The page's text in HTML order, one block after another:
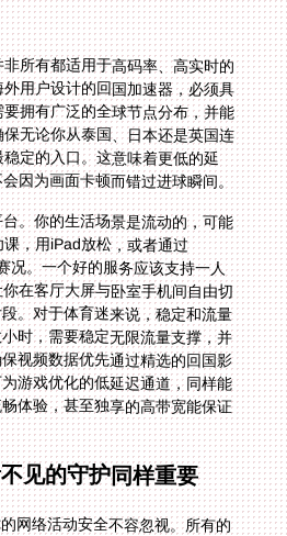
所有都适用于高码率、高实时的
用户设计的回国加速器，必须具
拥有广泛的全球节点分布，并能
无论你从泰国、日本还是英国连
稳定的入口。这意味着更低的延
因为画面卡顿而错过进球瞬间。
。你的生活场景是流动的，可能
功课，用iPad放松，或者通过
况。一个好的服务应该支持一人
在客厅大屏与卧室手机间自由切
。对于体育迷来说，稳定和流量
时，需要稳定无限流量支撑，并
视频数据优先通过精选的回国影
游戏优化的低延迟通道，同样能
体验，甚至独享的高带宽能保证
见的守护同样重要
网络活动安全不容忽视。所有的
应通过严密的数据安全加密通道
防止信息泄露，也能避免公共网
当你深夜观赛遇到技术问题，能
售后实时保障和专业的技术团队